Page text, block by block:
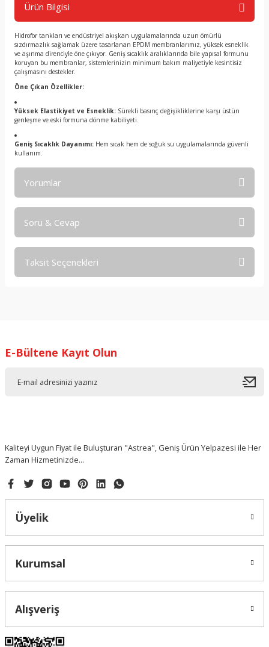
Ürün Bilgisi
Hidrofor tankları ve endüstriyel akışkan uygulamalarında uzun ömürlü
sızdırmazlık sağlamak üzere tasarlanan EPDM membranlarımız, yüksek esneklik
ve aşınma direnciyle öne çıkıyor. Geniş sıcaklık aralıklarında bile yapısal formunu
koruyan bu membranlar, sistemlerinizin minimum bakım maliyetiyle kesintisiz
çalışmasını destekler.
Öne Çıkan Özellikler:
Yüksek Elastikiyet ve Esneklik: Sürekli basınç değişikliklerine karşı üstün
genleşme ve eski formuna dönme kabiliyeti.
Geniş Sıcaklık Dayanımı: Hem sıcak hem de soğuk su uygulamalarında güvenli
kullanım.
Yorumlar
Soru & Cevap
Ürün hakkında henüz soru sorulmamış.
Taksit Seçenekleri
E-Bültene Kayıt Olun
Kaliteyi Uygun Fiyat ile Buluşturan "Astrea", Geniş Ürün Yelpazesi ile Her
Zaman Hizmetinizde...
Üyelik
Kurumsal
Alışveriş